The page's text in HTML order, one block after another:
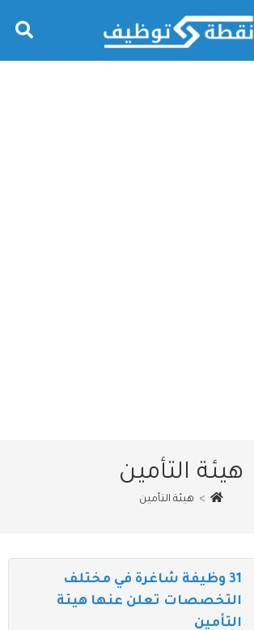
هيئة التأمين
> هيئة التأمين
31 وظيفة شاغرة في مختلف
التخصصات تعلن عنها هيئة
التأمين